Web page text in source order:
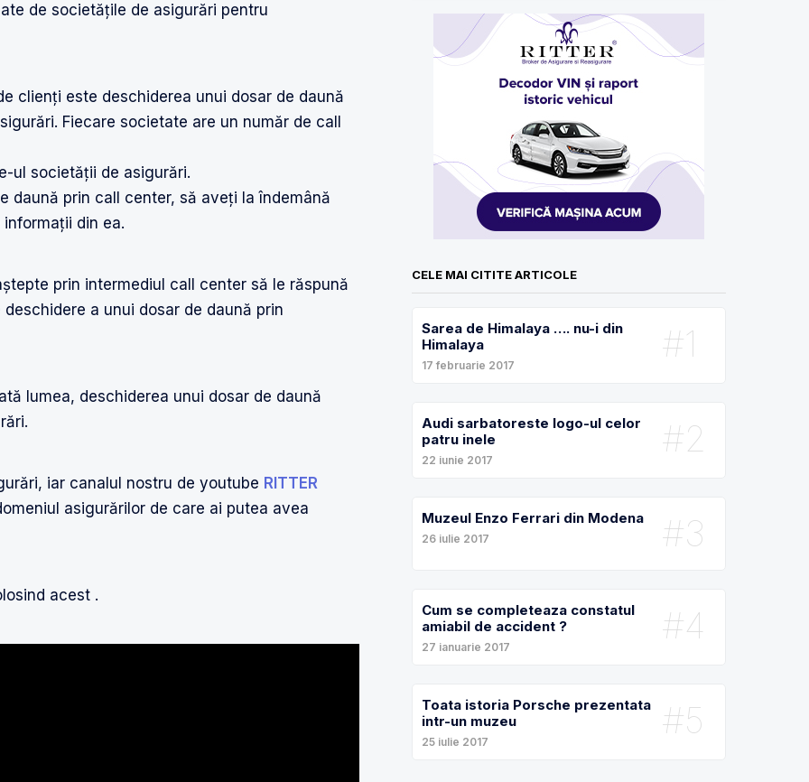
de societățile de asigurări pentru
clienți este deschiderea unui dosar de daună
Fiecare societate are un număr de call
ul societății de asigurări.
daună prin call center, să aveți la îndemână
din ea.
prin intermediul call center să le răspună
a unui dosar de daună prin
lumea, deschiderea unui dosar de daună
iar canalul nostru de youtube RITTER
asigurărilor de care ai putea avea
acest .
CELE MAI CITITE ARTICOLE
#1
Sarea de Himalaya …. nu-i din
Himalaya
17 februarie 2017
#2
Audi sarbatoreste logo-ul celor
patru inele
22 iunie 2017
#3
Muzeul Enzo Ferrari din Modena
26 iulie 2017
#4
Cum se completeaza constatul
amiabil de accident ?
27 ianuarie 2017
#5
Toata istoria Porsche prezentata
intr-un muzeu
25 iulie 2017